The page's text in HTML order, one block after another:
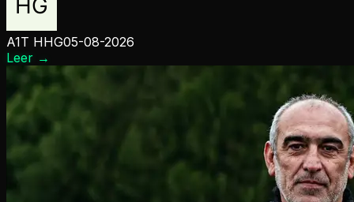
A1T HHG05-08-2026
Leer →